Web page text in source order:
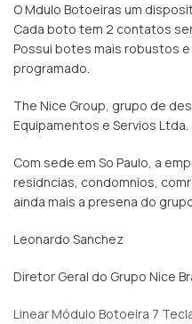
O Mdulo Botoeiras um
Cada boto tem 2 contatos
Possui botes mais robustos
programado.
The Nice Group, grupo de
Equipamentos e Servios
Com sede em So Paulo, a
residncias, condomnios,
ainda mais a presena do
Leonardo Sanchez
Diretor Geral do Grupo Nice
Linear Módulo Botoeira 7